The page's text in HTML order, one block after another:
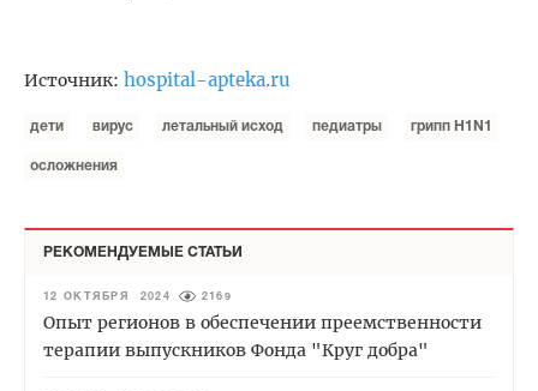
Источник: hospital-apteka.ru
дети вирус летальный исход педиатры грипп H1N1
осложнения
РЕКОМЕНДУЕМЫЕ СТАТЬИ
12 ОКТЯБРЯ 2024 2169
Опыт регионов в обеспечении преемственности
терапии выпускников Фонда "Круг добра"